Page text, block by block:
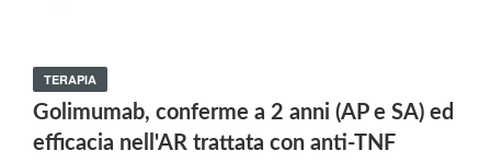
TERAPIA
Golimumab, conferme a 2 anni (AP e SA) ed
efficacia nell'AR trattata con anti-TNF